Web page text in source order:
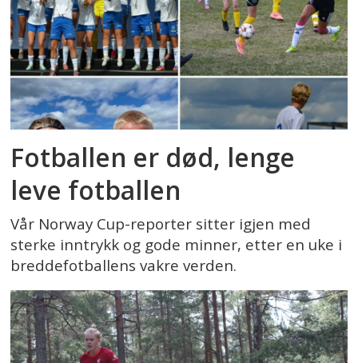
Fotballen er død, lenge
leve fotballen
Vår Norway Cup-reporter sitter igjen med
sterke inntrykk og gode minner, etter en uke i
breddefotballens vakre verden.